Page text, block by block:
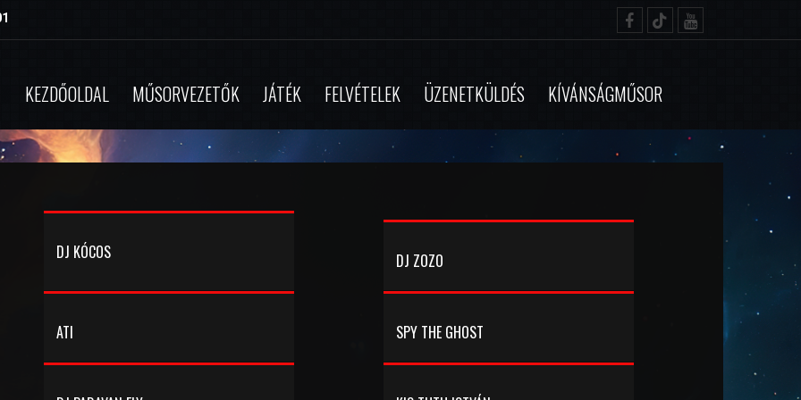
KEZDŐOLDAL MŰSORVEZETŐK JÁTÉK FELVÉTELEK ÜZENETKÜLDÉS KÍVÁNSÁGMŰSOR
DJ KÓCOS
mivel a nagyszüleim Magyarországról
angol mellett magyarul is. Nagyon sok
érdekes információt igyekszem
DJ ZOZO
ATI SPY THE GHOST